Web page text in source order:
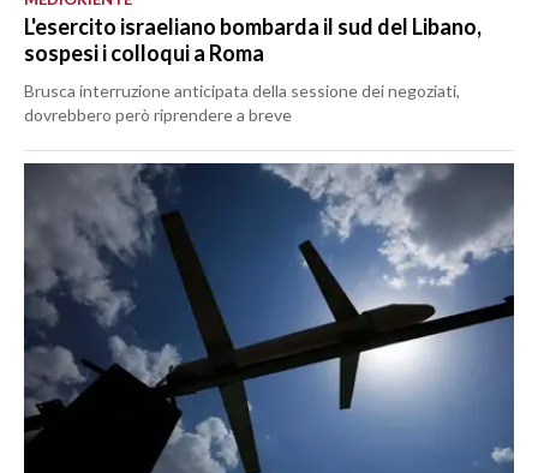
L'esercito israeliano bombarda il sud del Libano,
sospesi i colloqui a Roma
Brusca interruzione anticipata della sessione dei negoziati,
dovrebbero però riprendere a breve